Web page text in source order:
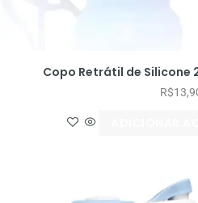
Copo Retrátil de Silicone
R$